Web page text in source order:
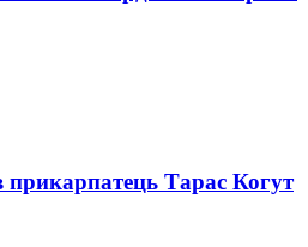
прикарпатець Тарас Когут